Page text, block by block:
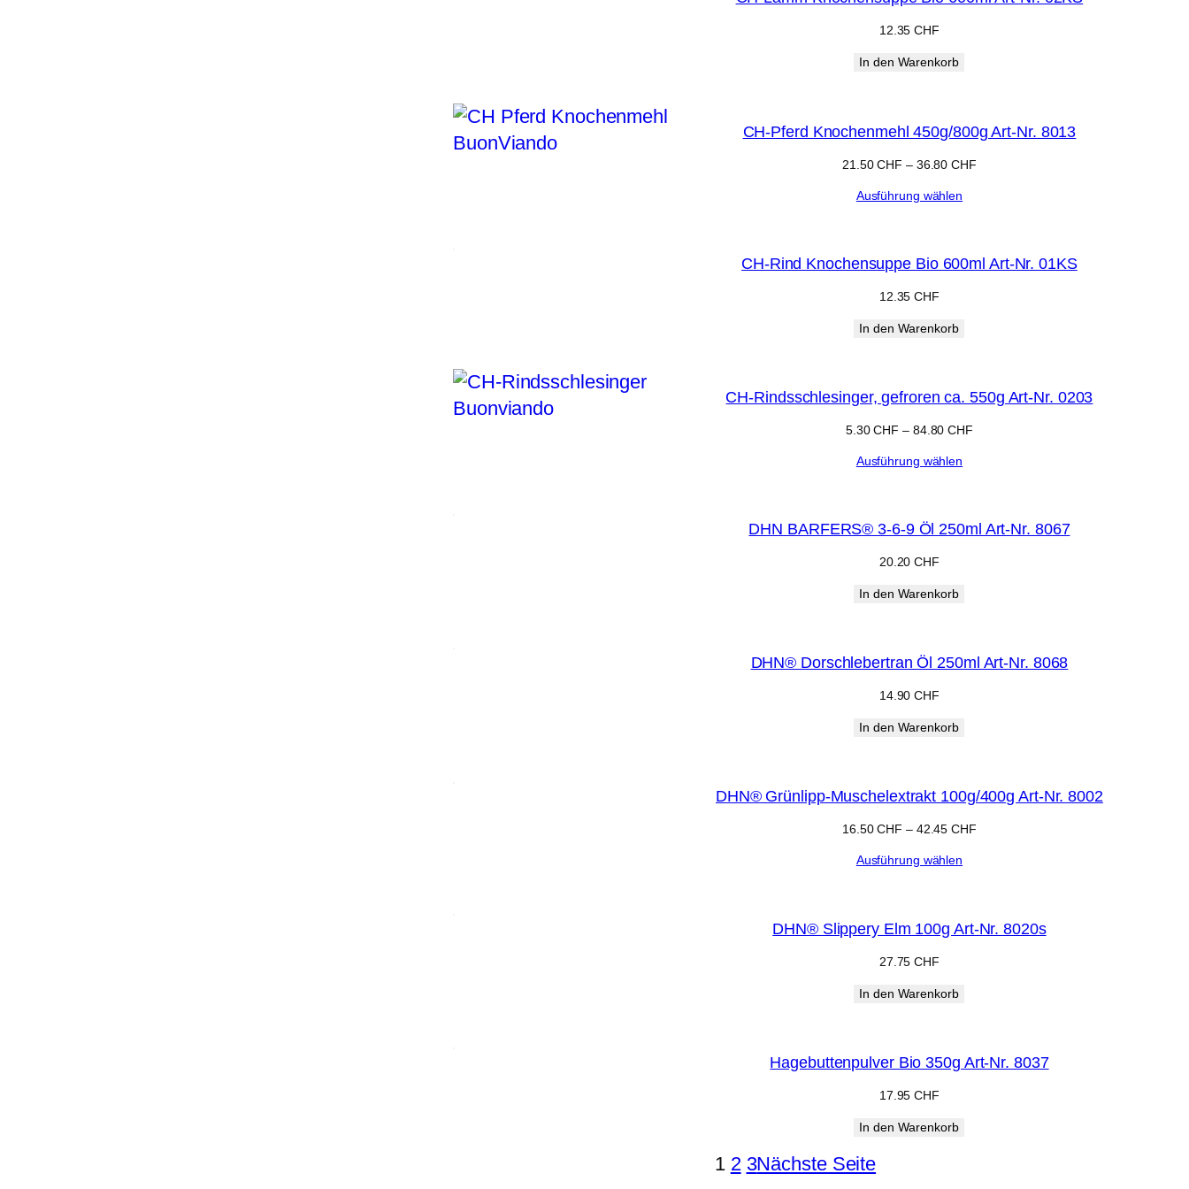
12.35CHF
In den Warenkorb
CH-Pferd Knochenmehl 450g/800g Art-Nr. 8013
21.50CHF – 36.80CHF
Ausführung wählen
CH-Rind Knochensuppe Bio 600ml Art-Nr. 01KS
12.35CHF
In den Warenkorb
CH-Rindsschlesinger, gefroren ca. 550g Art-Nr. 0203
5.30CHF – 84.80CHF
Ausführung wählen
DHN BARFERS® 3-6-9 Öl 250ml Art-Nr. 8067
20.20CHF
In den Warenkorb
DHN® Dorschlebertran Öl 250ml Art-Nr. 8068
14.90CHF
In den Warenkorb
DHN® Grünlipp-Muschelextrakt 100g/400g Art-Nr. 8002
16.50CHF – 42.45CHF
Ausführung wählen
DHN® Slippery Elm 100g Art-Nr. 8020s
27.75CHF
In den Warenkorb
Hagebuttenpulver Bio 350g Art-Nr. 8037
17.95CHF
In den Warenkorb
1 2 3Nächste Seite